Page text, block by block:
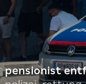
pensionist